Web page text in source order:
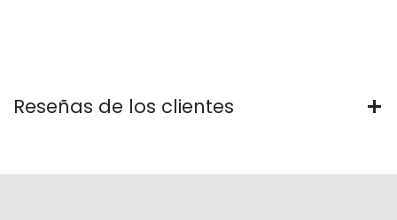
Reseñas de los clientes